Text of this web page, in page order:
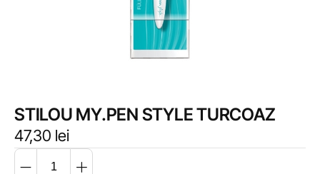
STILOU MY.PEN STYLE TURCOAZ
47,30 lei